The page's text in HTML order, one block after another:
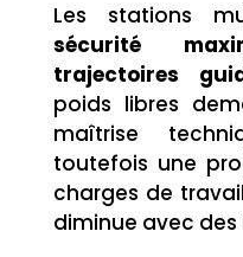
Les stations
sécurité
trajectoires
poids libres
maîtrise
toutefois une
charges de
diminue avec